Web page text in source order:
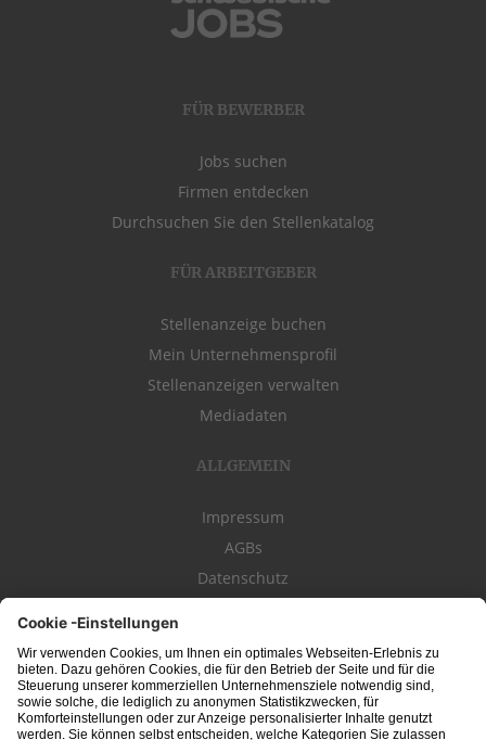
FÜR BEWERBER
Jobs suchen
Firmen entdecken
Durchsuchen Sie den Stellenkatalog
FÜR ARBEITGEBER
Stellenanzeige buchen
Mein Unternehmensprofil
Stellenanzeigen verwalten
Mediadaten
ALLGEMEIN
Impressum
AGBs
Datenschutz